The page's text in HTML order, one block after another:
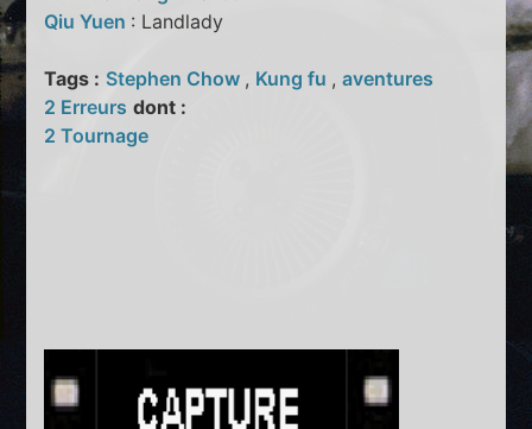
Qiu Yuen : Landlady
Tags : Stephen Chow , Kung fu ,aventures
2 Erreurs dont :
2 Tournage